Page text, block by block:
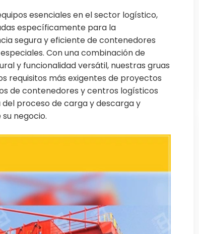
esenciales en el sector logístico,
específicamente para la
segura y eficiente de contenedores
Con una combinación de
y funcionalidad versátil, nuestras gruas
requisitos más exigentes de proyectos
de contenedores y centros logísticos
proceso de carga y descarga y
negocio.